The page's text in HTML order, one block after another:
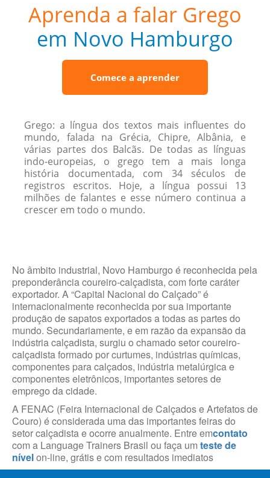
Aprenda a falar Grego
em Novo Hamburgo
Comece a aprender
Grego: a língua dos textos mais influentes do
mundo, falada na Grécia, Chipre, Albânia, e
várias partes dos Balcãs. De todas as línguas
indo-europeias, o grego tem a mais longa
história documentada, com 34 séculos de
registros escritos. Hoje, a língua possui 13
milhões de falantes e esse número continua a
crescer em todo o mundo.
No âmbito industrial, Novo Hamburgo é reconhecida pela
preponderância coureiro-calçadista, com forte caráter
exportador. A “Capital Nacional do Calçado” é
internacionalmente reconhecida por sua importante
produção de sapatos exportados a todas as partes do
mundo. Secundariamente, e em razão da expansão da
indústria calçadista, surgiu o chamado setor coureiro-
calçadista formado por curtumes, indústrias químicas,
componentes para calçados, indústria metalúrgica e
componentes eletrônicos, importantes setores de
emprego da cidade.
A FENAC (Feira Internacional de Calçados e Artefatos de
Couro) é considerada uma das importantes feiras do
setor calçadista e ocorre anualmente. Entre emcontato
com a Language Trainers Brasil ou faça um teste de
nívelon-line, grátis e com resultados imediatos